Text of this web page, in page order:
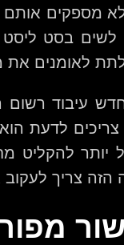
לא מספקים
לשים בסט
לאומנים
עיבוד רשום
לדעת הוא
יותר להקליט
צריך